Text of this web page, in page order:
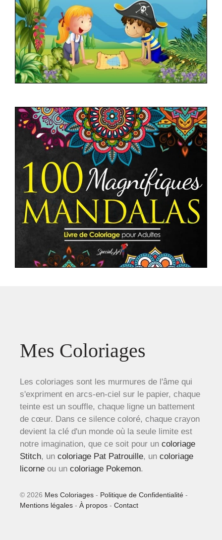
Mes Coloriages
Les coloriages sont les murmures de l'âme qui
s'expriment en arcs-en-ciel sur le papier, chaque
teinte est un souffle, chaque ligne un battement
de cœur. Dans ce silence coloré, chaque crayon
devient la clé d'un monde où la seule limite est
notre imagination, que ce soit pour un coloriage
Stitch, un coloriage Pat Patrouille, un coloriage
licorne ou un coloriage Pokemon.
© 2026 Mes Coloriages - Politique de Confidentialité -
Mentions légales - À propos - Contact